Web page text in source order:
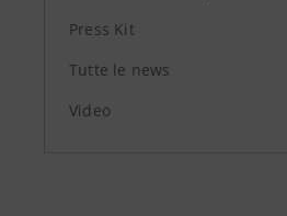
Press Kit
Tutte le news
Video